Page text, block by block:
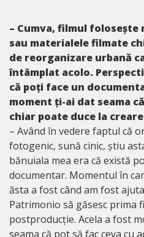
– Cumva, filmul
sau materialele filmate
de reorganizare urbană
întâmplat acolo.
că poți face un
moment ți-ai dat seama
chiar poate duce la
– Având în vedere faptul că
fotogenic, sună cinic, știu
bănuiala mea era că există
documentar. Momentul în
ăsta a fost când am fost
Patrimonio să găsesc prima
postproducție. Acela a fost
seama că pot să fac ceva cu